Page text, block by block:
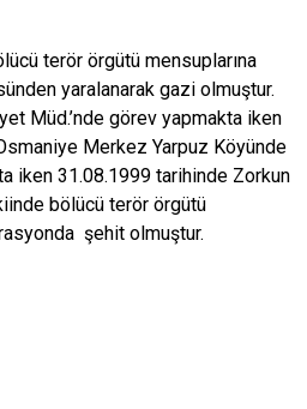
terör örgütü mensuplarına
yaralanarak gazi olmuştur.
Müd.’nde görev yapmakta iken
Merkez Yarpuz Köyünde
iken 31.08.1999 tarihinde Zorkun
bölücü terör örgütü
şehit olmuştur.